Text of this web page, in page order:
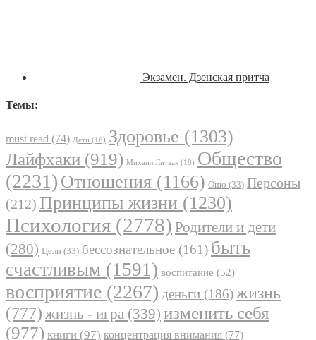
Экзамен. Дзенская притча
Темы:
must read (74) Дети (16) Здоровье (1303)
Лайфхаки (919) Михаил Литвак (18) Общество
(2231) Отношения (1166) Ошо (33) Персоны
(212) Принципы жизни (1230)
Психология (2778) Родители и дети
(280) Цели (33) бессознательное (161) быть
счастливым (1591) воспитание (52)
восприятие (2267) деньги (186)жизнь
(777) жизнь - игра (339) изменить себя
(977) книги (97) концентрация внимания (77)